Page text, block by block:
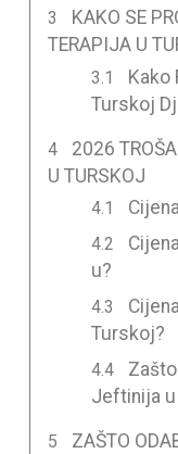
KAKO SE
TERAPIJA U
Kako
Turskoj
2026
U TURSKOJ
u?
Turskoj?
Jeftinija
ZAŠTO